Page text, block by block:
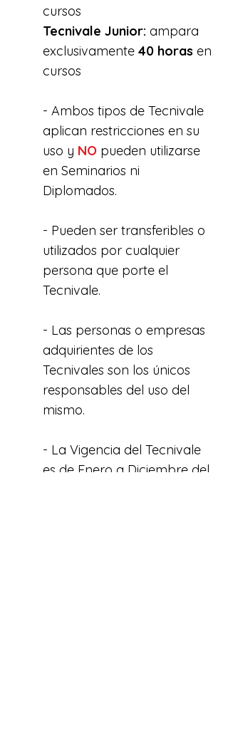
cursos
Tecnivale Junior: ampara
exclusivamente 40 horas en
cursos
- Ambos tipos de Tecnivale
aplican restricciones en su
uso y NO pueden utilizarse
en Seminarios ni
Diplomados.
- Pueden ser transferibles o
utilizados por cualquier
persona que porte el
Tecnivale.
- Las personas o empresas
adquirientes de los
Tecnivales son los únicos
responsables del uso del
mismo.
- La Vigencia del Tecnivale
es de Enero a Diciembre del